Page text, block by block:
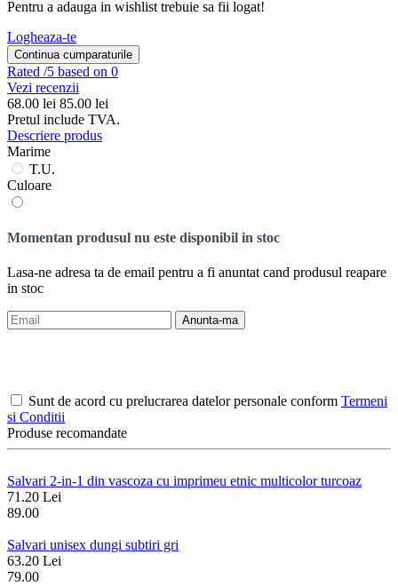
Pentru a adauga in wishlist trebuie sa fii logat!
Logheaza-te
Continua cumparaturile
Rated /5 based on 0
Vezi recenzii
68.00 lei 85.00 lei
Pretul include TVA.
Descriere produs
Marime
T.U.
Culoare
Momentan produsul nu este disponibil in stoc
Lasa-ne adresa ta de email pentru a fi anuntat cand produsul reapare
in stoc
Anunta-ma
Sunt de acord cu prelucrarea datelor personale conform Termeni
si Conditii
Produse recomandate
Salvari 2-in-1 din vascoza cu imprimeu etnic multicolor turcoaz
71.20 Lei
89.00
Salvari unisex dungi subtiri gri
63.20 Lei
79.00